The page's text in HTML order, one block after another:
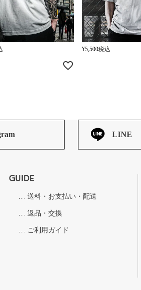
¥5,500税込
LINE
GUIDE
送料・お支払い・配送
返品・交換
ご利用ガイド